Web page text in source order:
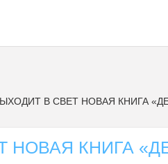
В СВЕТ НОВАЯ КНИГА
НОВАЯ КНИГА